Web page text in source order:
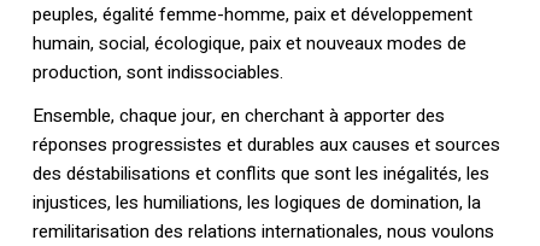
peuples, égalité femme-homme, paix et développement
humain, social, écologique, paix et nouveaux modes de
production, sont indissociables.
Ensemble, chaque jour, en cherchant à apporter des
réponses progressistes et durables aux causes et sources
des déstabilisations et conflits que sont les inégalités, les
injustices, les humiliations, les logiques de domination, la
remilitarisation des relations internationales, nous voulons